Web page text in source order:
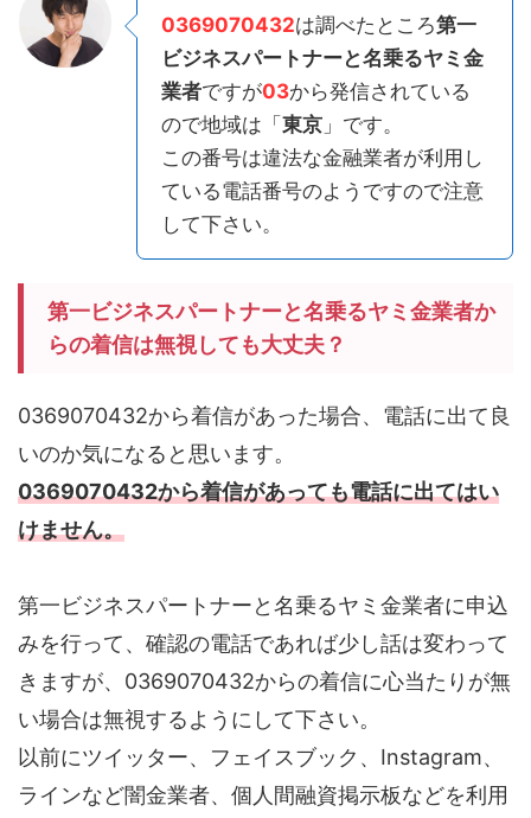
0369070432は調べたところ第一
ビジネスパートナーと名乗るヤミ金
業者ですが03から発信されている
ので地域は「 東京 」です。
この番号は違法な金融業者が利用し
ている電話番号のようですので注意
して下さい。
第一ビジネスパートナーと名乗るヤミ金業者か
らの着信は無視しても大丈夫？
0369070432から着信があった場合、電話に出て良
いのか気になると思います。
0369070432から着信があっても電話に出てはい
けません。
第一ビジネスパートナーと名乗るヤミ金業者に申込
みを行って、確認の電話であれば少し話は変わって
きますが、0369070432からの着信に心当たりが無
い場合は無視するようにして下さい。
以前にツイッター、フェイスブック、Instagram、
ラインなど闇金業者、個人間融資掲示板などを利用